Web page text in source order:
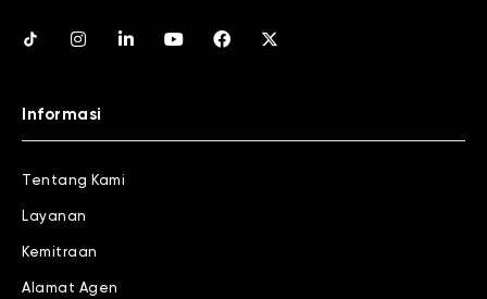
Informasi
Tentang Kami
Layanan
Kemitraan
Alamat Agen